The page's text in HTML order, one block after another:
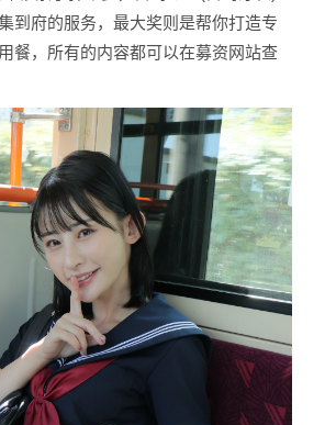
到府的服务，最大奖则是帮你打造专
餐，所有的内容都可以在募资网站查